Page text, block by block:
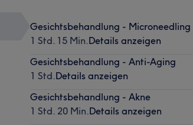
Gesichtsbehandlung - Microneedling
1 Std. 15 Min.Details anzeigen
Gesichtsbehandlung - Anti-Aging
1 Std.Details anzeigen
Gesichtsbehandlung - Akne
1 Std. 20 Min.Details anzeigen